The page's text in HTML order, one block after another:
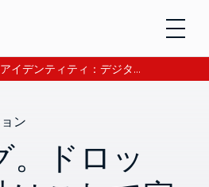
エージェント型AI時代のアイデンティティ：デジタル信頼の獲得と検証について、CEOアンドレ・デュランが語る。今すぐ読む。
ン
。ドロッ